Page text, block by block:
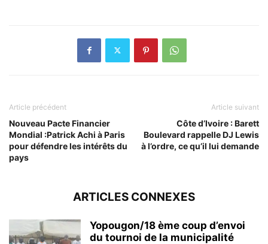
Article précédent
Nouveau Pacte Financier
Mondial :Patrick Achi à Paris
pour défendre les intérêts du
pays
Article suivant
Côte d’Ivoire : Barett
Boulevard rappelle DJ Lewis
à l’ordre, ce qu’il lui demande
ARTICLES CONNEXES
Yopougon/18 ème coup d’envoi
du tournoi de la municipalité